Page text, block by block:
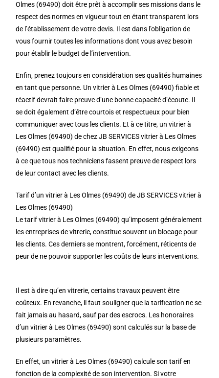
Olmes (69490) doit être prêt à accomplir ses missions dans le
respect des normes en vigueur tout en étant transparent lors
de l’établissement de votre devis. Il est dans l’obligation de
vous fournir toutes les informations dont vous avez besoin
pour établir le budget de l’intervention.
Enfin, prenez toujours en considération ses qualités humaines
en tant que personne. Un vitrier à Les Olmes (69490) fiable et
réactif devrait faire preuve d’une bonne capacité d’écoute. Il
se doit également d’être courtois et respectueux pour bien
communiquer avec tous les clients. Et à ce titre, un vitrier à
Les Olmes (69490) de chez JB SERVICES vitrier à Les Olmes
(69490) est qualifié pour la situation. En effet, nous exigeons
à ce que tous nos techniciens fassent preuve de respect lors
de leur contact avec les clients.
Tarif d’un vitrier à Les Olmes (69490) de JB SERVICES vitrier à
Les Olmes (69490)
Le tarif vitrier à Les Olmes (69490) qu’imposent généralement
les entreprises de vitrerie, constitue souvent un blocage pour
les clients. Ces derniers se montrent, forcément, réticents de
peur de ne pouvoir supporter les coûts de leurs interventions.
Il est à dire qu’en vitrerie, certains travaux peuvent être
coûteux. En revanche, il faut souligner que la tarification ne se
fait jamais au hasard, sauf par des escrocs. Les honoraires
d’un vitrier à Les Olmes (69490) sont calculés sur la base de
plusieurs paramètres.
En effet, un vitrier à Les Olmes (69490) calcule son tarif en
fonction de la complexité de son intervention. Si votre